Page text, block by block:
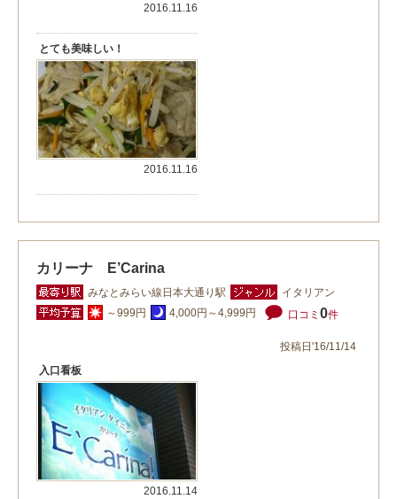
2016.11.16
とても美味しい！
2016.11.16
カリーナ E’Carina
みなとみらい線日本大通り駅
イタリアン
～999円
4,000円～4,999円 口コミ 0件
投稿日'16/11/14
入口看板
2016.11.14